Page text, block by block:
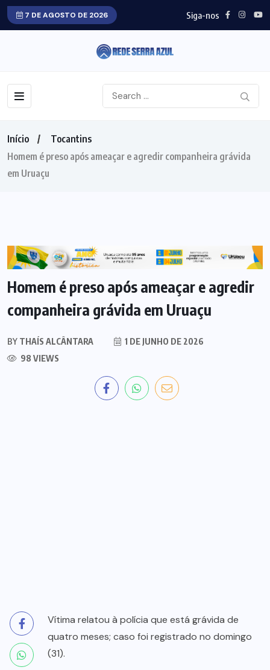
7 DE AGOSTO DE 2026 Siga-nos
Início
Tocantins
Homem é preso após ameaçar e agredir companheira grávida
em Uruaçu
TOCANTINS
Homem é preso após ameaçar e agredir
companheira grávida em Uruaçu
BY THAÍS ALCÂNTARA
1 DE JUNHO DE 2026
98 VIEWS
Vítima relatou à polícia que está grávida de
quatro meses; caso foi registrado no domingo
(31).